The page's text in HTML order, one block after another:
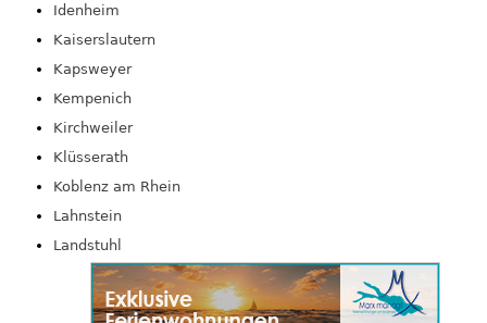
Idenheim
Kaiserslautern
Kapsweyer
Kempenich
Kirchweiler
Klüsserath
Koblenz am Rhein
Lahnstein
Landstuhl